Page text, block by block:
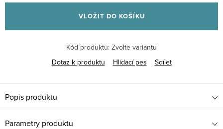
cena:
VLOŽIT DO KOŠÍKU
Kód produktu: Zvolte variantu
Dotaz k produktu
Hlídací pes Sdílet
Popis produktu
Parametry produktu